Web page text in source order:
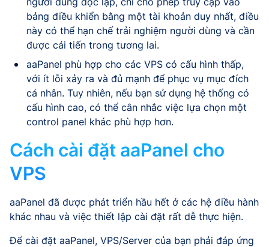
bảng điều khiển bằng một tài khoản duy nhất, điều
này có thể hạn chế trải nghiệm người dùng và cần
được cải tiến trong tương lai.
aaPanel phù hợp cho các VPS có cấu hình thấp,
với ít lỗi xảy ra và đủ mạnh để phục vụ mục đích
cá nhân. Tuy nhiên, nếu bạn sử dụng hệ thống có
cấu hình cao, có thể cân nhắc việc lựa chọn một
control panel khác phù hợp hơn.
Cách cài đặt aaPanel cho
VPS
aaPanel đã được phát triển hầu hết ở các hệ điều hành
khác nhau và việc thiết lập cài đặt rất dễ thực hiện.
Để cài đặt aaPanel, VPS/Server của bạn phải đáp ứng